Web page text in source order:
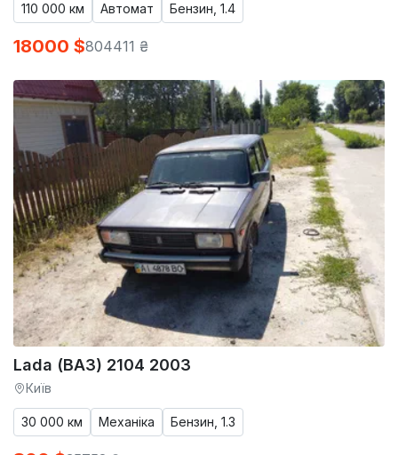
110 000 км Автомат Бензин, 1.4
18000 $804411 ₴
Lada (ВАЗ) 2104 2003
Київ
30 000 км Механіка Бензин, 1.3